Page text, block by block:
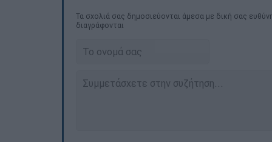
Τα σχολιά σας δημοσιεύονται άμεσα με δική σας
διαγράφονται